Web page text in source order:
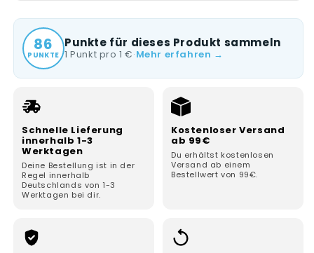
86
PUNKTE
Punkte für dieses Produkt sammeln
1 Punkt pro 1 €·Mehr erfahren →
Schnelle Lieferung
innerhalb 1-3
Werktagen
Deine Bestellung ist in der
Regel innerhalb
Deutschlands von 1-3
Werktagen bei dir.
Kostenloser Versand
ab 99€
Du erhältst kostenlosen
Versand ab einem
Bestellwert von 99€.